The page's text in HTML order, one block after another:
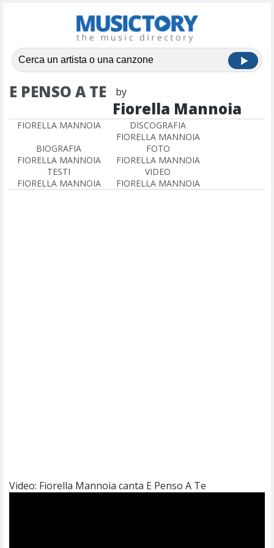
E PENSO A TE by
Fiorella Mannoia
FIORELLA MANNOIA
DISCOGRAFIA
FIORELLA MANNOIA
BIOGRAFIA
FIORELLA MANNOIA
FOTO
FIORELLA MANNOIA
TESTI
FIORELLA MANNOIA
VIDEO
FIORELLA MANNOIA
Video: Fiorella Mannoia canta E Penso A Te